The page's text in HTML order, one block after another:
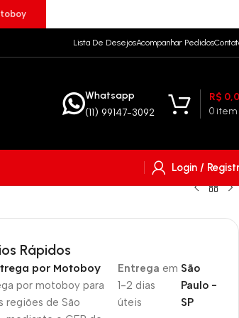
Lista De DesejosAcompanhar Pedidos
Whatsapp
(11) 99147-3092 0 item
R$
Login /
Rápidos
por Motoboy
por motoboy para
regiões de São
Entrega em
1-2 dias
úteis
São
Paulo -
SP